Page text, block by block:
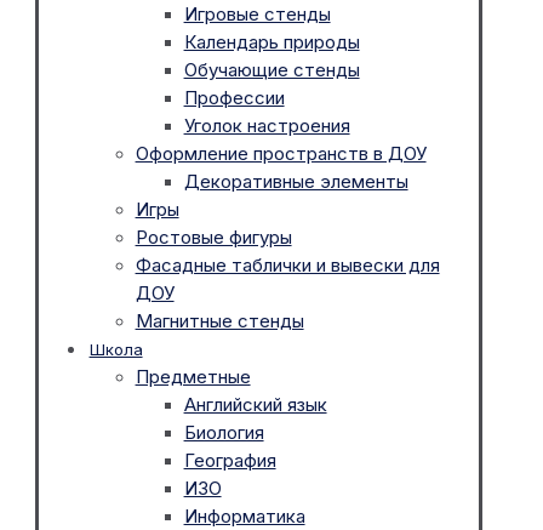
Игровые стенды
Календарь природы
Обучающие стенды
Профессии
Уголок настроения
Оформление пространств в ДОУ
Декоративные элементы
Игры
Ростовые фигуры
Фасадные таблички и вывески для
ДОУ
Магнитные стенды
Школа
Предметные
Английский язык
Биология
География
ИЗО
Информатика